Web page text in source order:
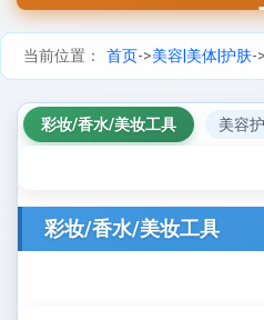
当前位置： 首页->美容|美体|护肤->
彩妆/香水/美妆工具 美容
彩妆/香水/美妆工具